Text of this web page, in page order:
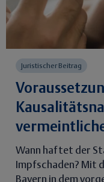
Juristischer Beitrag
Wann haftet der
Impfschaden? Mit